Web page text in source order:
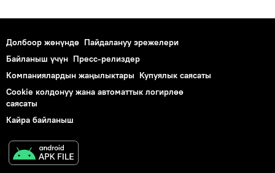
Долбоор жөнүндө Пайдалануу эрежелери
Байланыш үчүн Пресс-релиздер
Компаниялардын жаңылыктары Купуялык саясаты
Cookie колдонуу жана автоматтык логирлөө
саясаты
Кайра байланыш